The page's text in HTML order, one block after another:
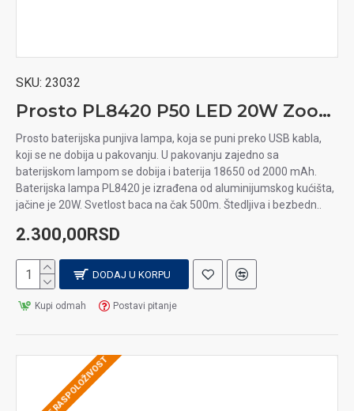
SKU: 23032
Prosto PL8420 P50 LED 20W Zoom punjiva aluminijumska baterijska lampa
Prosto baterijska punjiva lampa, koja se puni preko USB kabla,
koji se ne dobija u pakovanju. U pakovanju zajedno sa
baterijskom lampom se dobija i baterija 18650 od 2000 mAh.
Baterijska lampa PL8420 je izrađena od aluminijumskog kućišta,
jačine je 20W. Svetlost baca na čak 500m. Štedljiva i bezbedn..
2.300,00RSD
DODAJ U KORPU
Kupi odmah Postavi pitanje